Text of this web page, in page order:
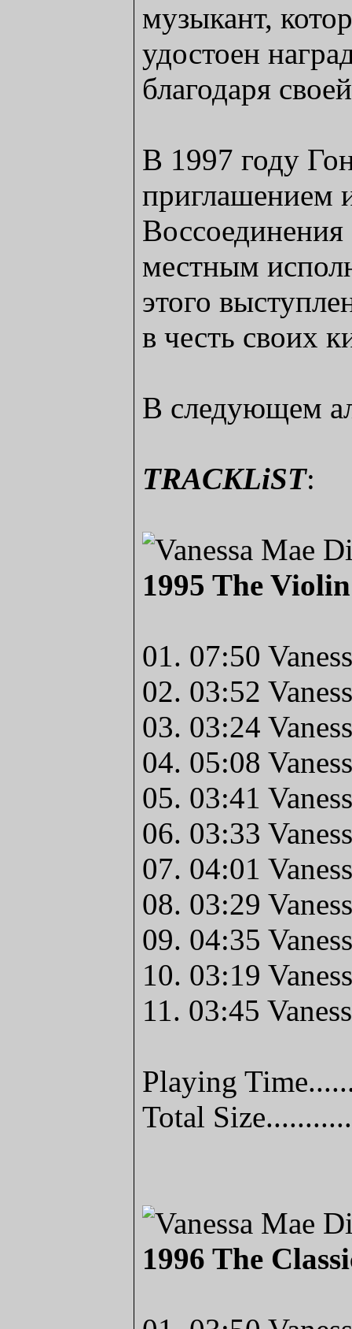
музыкант,
удостоен
благодаря
В 1997 году
приглашением
местным
этого
в честь своих
В следующем
TRACKLiST:
1995 The
01. 07:50
02. 03:52
03. 03:24
04. 05:08
05. 03:41
06. 03:33
07. 04:01
08. 03:29
09. 04:35
10. 03:19
11. 03:45
Playing
Total
1996 The